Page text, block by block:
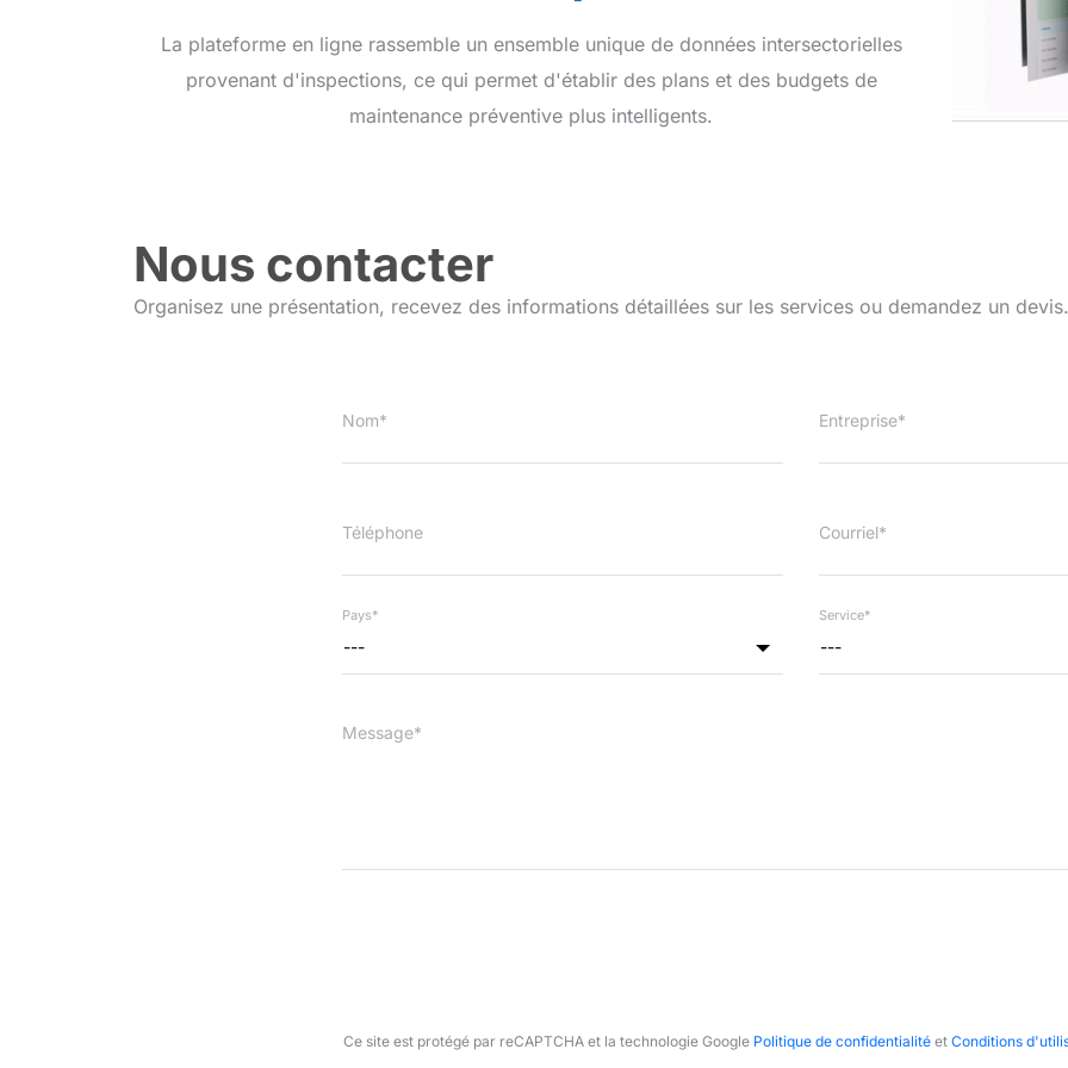
La plateforme en ligne rassemble un ensemble unique de données intersectorielles
provenant d'inspections, ce qui permet d'établir des plans et des budgets de
maintenance préventive plus intelligents.
Nous contacter
Organisez une présentation, recevez des informations détaillées sur les services ou demandez un
Nom* Entreprise*
Téléphone Courriel*
---
Pays*
---
Service*
Message*
Ce site est protégé par reCAPTCHA et la technologie Google Politique de confidentialité et Conditions